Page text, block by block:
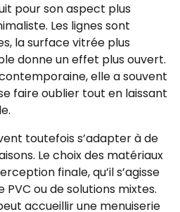
pour son aspect plus
Les lignes sont
la surface vitrée plus
donne un effet plus ouvert.
elle a souvent
faire oublier tout en laissant
toutefois s’adapter à de
Le choix des matériaux
finale, qu’il s’agisse
PVC ou de solutions mixtes.
accueillir une menuiserie